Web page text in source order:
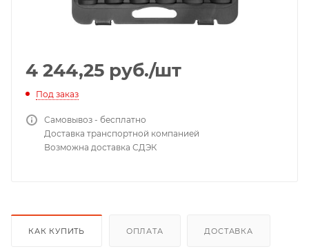
4 244,25 руб./шт
Под заказ
Самовывоз - бесплатно
Доставка транспортной компанией
Возможна доставка СДЭК
КАК КУПИТЬ ОПЛАТА ДОСТАВКА